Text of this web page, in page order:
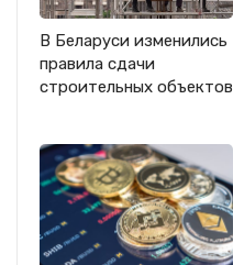
В Беларуси изменились
правила сдачи
строительных объектов